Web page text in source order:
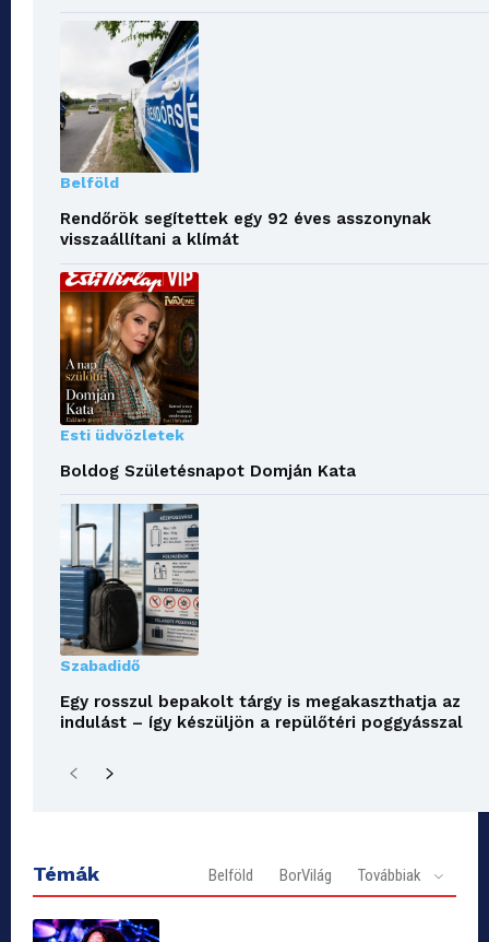
Belföld
Rendőrök segítettek egy 92 éves asszonynak
visszaállítani a klímát
Esti üdvözletek
Boldog Születésnapot Domján Kata
Szabadidő
Egy rosszul bepakolt tárgy is megakaszthatja az
indulást – így készüljön a repülőtéri poggyásszal
Témák Belföld BorVilág Továbbiak